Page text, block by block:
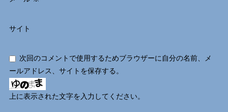
サイト
次回のコメントで使用するためブラウザーに自分の名前、メ
ールアドレス、サイトを保存する。
上に表示された文字を入力してください。